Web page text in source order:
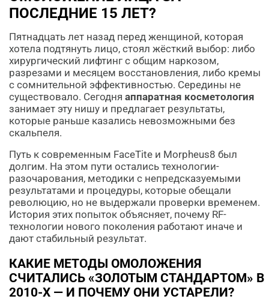
ПОСЛЕДНИЕ 15 ЛЕТ?
Пятнадцать лет назад перед женщиной, которая
хотела подтянуть лицо, стоял жёсткий выбор: либо
хирургический лифтинг с общим наркозом,
разрезами и месяцем восстановления, либо кремы
с сомнительной эффективностью. Середины не
существовало. Сегодня аппаратная косметология
занимает эту нишу и предлагает результаты,
которые раньше казались невозможными без
скальпеля.
Путь к современным FaceTite и Morpheus8 был
долгим. На этом пути остались технологии-
разочарования, методики с непредсказуемыми
результатами и процедуры, которые обещали
революцию, но не выдержали проверки временем.
История этих попыток объясняет, почему RF-
технологии нового поколения работают иначе и
дают стабильный результат.
КАКИЕ МЕТОДЫ ОМОЛОЖЕНИЯ
СЧИТАЛИСЬ «ЗОЛОТЫМ СТАНДАРТОМ» В
2010-Х — И ПОЧЕМУ ОНИ УСТАРЕЛИ?